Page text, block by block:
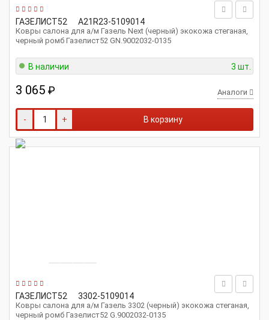
ГАЗЕЛИСТ52 A21R23-5109014
Ковры салона для а/м Газель Next (черный) экокожа стеганая,
черный ромб Газелист52 GN.9002032-0135
В наличии 3 шт.
3 065 ₽ Аналоги
- + В корзину
ГАЗЕЛИСТ52 3302-5109014
Ковры салона для а/м Газель 3302 (черный) экокожа стеганая,
черный ромб Газелист52 G.9002032-0135